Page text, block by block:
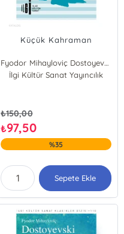
Küçük Kahraman
Fyodor Mihayloviç Dostoyevski
İlgi Kültür Sanat Yayıncılık
₺150,00
₺97,50
%35
Sepete Ekle